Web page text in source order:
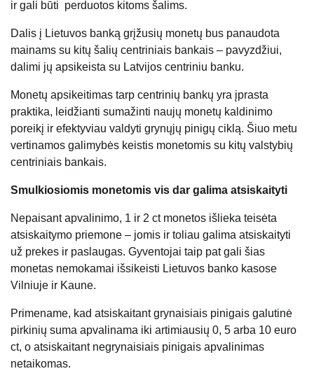
ir gali būti perduotos kitoms šalims.
Dalis į Lietuvos banką grįžusių monetų bus panaudota
mainams su kitų šalių centriniais bankais – pavyzdžiui,
dalimi jų apsikeista su Latvijos centriniu banku.
Monetų apsikeitimas tarp centrinių bankų yra įprasta
praktika, leidžianti sumažinti naujų monetų kaldinimo
poreikį ir efektyviau valdyti grynųjų pinigų ciklą. Šiuo metu
vertinamos galimybės keistis monetomis su kitų valstybių
centriniais bankais.
Smulkiosiomis monetomis vis dar galima atsiskaityti
Nepaisant apvalinimo, 1 ir 2 ct monetos išlieka teisėta
atsiskaitymo priemone – jomis ir toliau galima atsiskaityti
už prekes ir paslaugas. Gyventojai taip pat gali šias
monetas nemokamai išsikeisti Lietuvos banko kasose
Vilniuje ir Kaune.
Primename, kad atsiskaitant grynaisiais pinigais galutinė
pirkinių suma apvalinama iki artimiausių 0, 5 arba 10 euro
ct, o atsiskaitant negrynaisiais pinigais apvalinimas
netaikomas.